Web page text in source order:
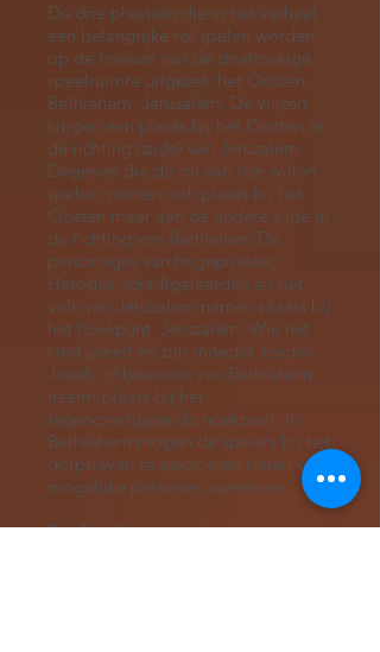
De drie plaatsen die in het verhaal
een belangrijke rol spelen worden
op de hoeken van de driehoekige
speelruimte uitgezet: het Oosten,
Bethlehem, Jeruzalem. De wijzen
krijgen een plaats bij het Oosten in
de richting (zijde) van Jeruzalem.
Degenen die de rol van ster willen
spelen, nemen ook plaats bij het
Oosten maar aan de andere zijde in
de richting van Bethlehem De
personages van hogepriester,
Herodes, schriftgeleerden en het
volk van Jeruzalem nemen plaats bij
het hoekpunt Jeruzalem. Wie het
kind speelt en zijn moeder, (vader-
Jozef), of bewoner van Bethlehem,
neemt plaats bij het
tegenoverliggende hoekpunt. In
Bethlehem mogen de spelers bij het
dorpsleven te associëren rollen van
mogelijke personen opnemen.
3.6. Het kiezen van een rol.